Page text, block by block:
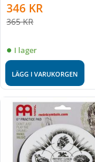
346 KR
365KR
I lager
LÄGG I VARUKORGEN